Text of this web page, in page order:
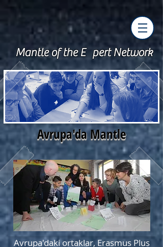
Mantle of the E pert Network
Avrupa'da Mantle
Avrupa'daki ortaklar, Erasmus Plus